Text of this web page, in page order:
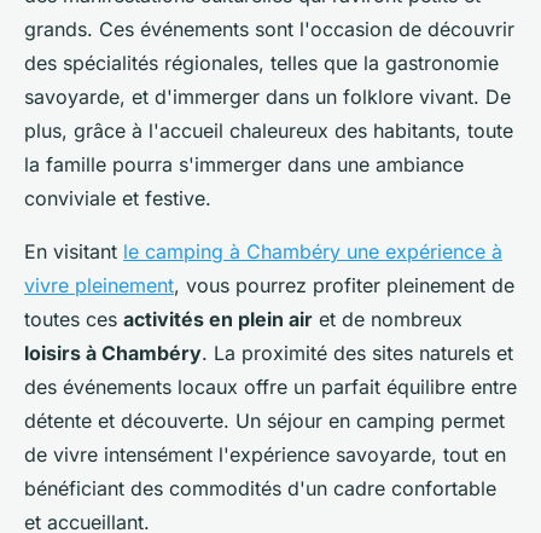
grands. Ces événements sont l'occasion de découvrir
des spécialités régionales, telles que la gastronomie
savoyarde, et d'immerger dans un folklore vivant. De
plus, grâce à l'accueil chaleureux des habitants, toute
la famille pourra s'immerger dans une ambiance
conviviale et festive.
En visitant le camping à Chambéry une expérience à
vivre pleinement, vous pourrez profiter pleinement de
toutes ces activités en plein air et de nombreux
loisirs à Chambéry. La proximité des sites naturels et
des événements locaux offre un parfait équilibre entre
détente et découverte. Un séjour en camping permet
de vivre intensément l'expérience savoyarde, tout en
bénéficiant des commodités d'un cadre confortable
et accueillant.